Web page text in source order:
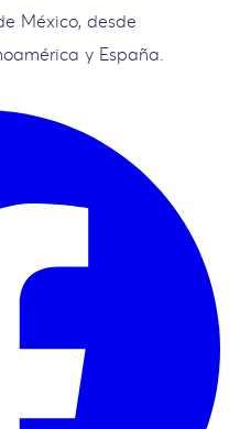
México, desde
y España.